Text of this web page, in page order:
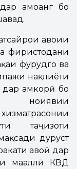
ҳамоҳанг бо
ҳавоии
фиристодани
фурудгоҳ ва
нақлиёти
ҳамкорӣ бо
ноҳиявии
таҷҳизоти
дуруст
ҳавоӣ дар
маҳаллӣ КВД